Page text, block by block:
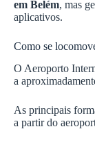
em Belém, mas
aplicativos.
Como se
O Aeroporto
a
As principais
a partir do